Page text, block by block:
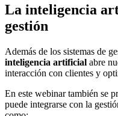
La inteligencia
gestión
Además de los sistemas de
inteligencia artificial abre
interacción con clientes y
En este webinar también se
puede integrarse con la